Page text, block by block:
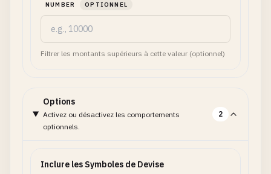
NUMBER OPTIONNEL
Filtrer les montants supérieurs à cette valeur (optionnel)
Options
Activez ou désactivez les comportements
optionnels.
2
Inclure les Symboles de Devise